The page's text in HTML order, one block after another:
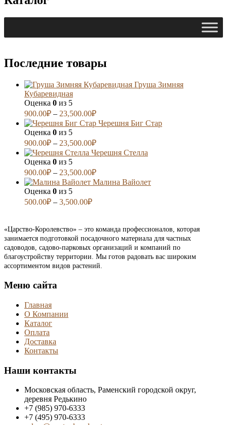
Последние товары
Груша Зимняя
Кубаревидная
Оценка 0 из 5
900.00₽ – 23,500.00₽
Черешня Биг Стар
Оценка 0 из 5
900.00₽ – 23,500.00₽
Черешня Стелла
Оценка 0 из 5
900.00₽ – 23,500.00₽
Малина Вайолет
Оценка 0 из 5
500.00₽ – 3,500.00₽
«Царство-Королевство» – это команда профессионалов, которая
занимается подготовкой посадочного материала для частных
садоводов, садово-парковых организаций и компаний по
благоустройству территории. Мы готов радовать вас широким
ассортиментом видов растений.
Меню сайта
Главная
О Компании
Каталог
Оплата
Доставка
Контакты
Наши контакты
Московская область, Раменский городской округ,
деревня Редькино
+7 (985) 970-6333
+7 (495) 970-6333